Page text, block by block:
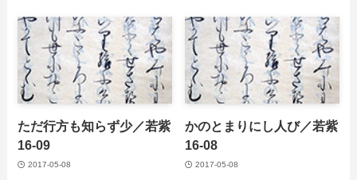
ただ行方も知らず少／若紫
16-09
2017-05-08
かのとまりにし人び／若紫
16-08
2017-05-08